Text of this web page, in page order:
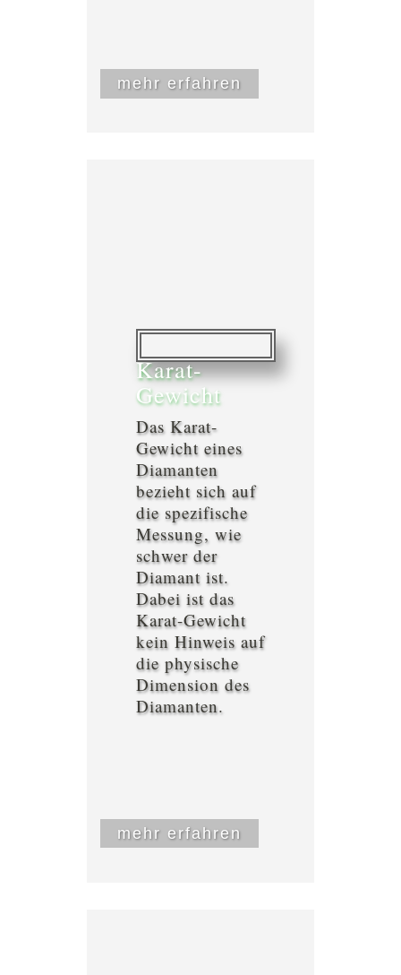
mehr erfahren
Karat-
Gewicht
Das Karat-
Gewicht eines
Diamanten
bezieht sich auf
die spezifische
Messung, wie
schwer der
Diamant ist.
Dabei ist das
Karat-Gewicht
kein Hinweis auf
die physische
Dimension des
Diamanten.
mehr erfahren